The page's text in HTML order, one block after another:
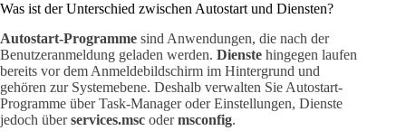
Was ist der Unterschied zwischen Autostart und Diensten?
Autostart-Programme sind Anwendungen, die nach der
Benutzeranmeldung geladen werden. Dienste hingegen laufen
bereits vor dem Anmeldebildschirm im Hintergrund und
gehören zur Systemebene. Deshalb verwalten Sie Autostart-
Programme über Task-Manager oder Einstellungen, Dienste
jedoch überservices.msc odermsconfig.